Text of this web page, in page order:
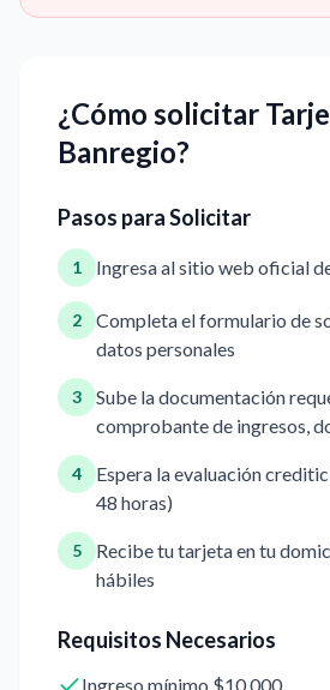
¿Cómo solicitar
Banregio?
Pasos para Solicitar
1 Ingresa al sitio web oficial
2
Completa el formulario de
datos personales
3
Sube la documentación
comprobante de ingresos,
4
Espera la evaluación
48 horas)
5
Recibe tu tarjeta en tu
hábiles
Requisitos Necesarios
Ingreso mínimo $10,000